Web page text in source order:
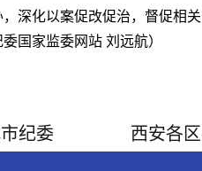
深化以案促改促治，督促相
国家监委网站 刘远航）
纪委 西安各